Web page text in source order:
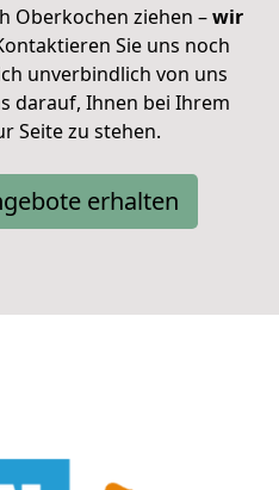
Oberkochen ziehen –wir
Sie uns noch
unverbindlich von uns
darauf, Ihnen bei Ihrem
Seite zu stehen.
erhalten